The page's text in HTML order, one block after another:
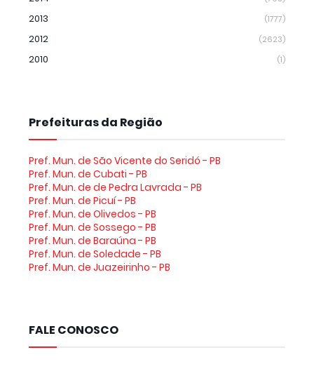
2013 (1777)
2012 (2623)
2010 (1)
Prefeituras da Região
Pref. Mun. de São Vicente do Seridó - PB
Pref. Mun. de Cubati - PB
Pref. Mun. de de Pedra Lavrada - PB
Pref. Mun. de Picuí - PB
Pref. Mun. de Olivedos - PB
Pref. Mun. de Sossego - PB
Pref. Mun. de Baraúna - PB
Pref. Mun. de Soledade - PB
Pref. Mun. de Juazeirinho - PB
FALE CONOSCO